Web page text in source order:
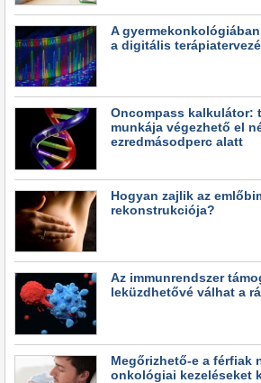
A
a digitális
Oncompass kalkulátor:
munkája végezhető el
ezredmásodperc alatt
Hogyan zajlik az
rekonstrukciója?
Az immunrendszer
leküzdhetővé válhat a
Megőrizhető-e a férfiak
onkológiai kezeléseket